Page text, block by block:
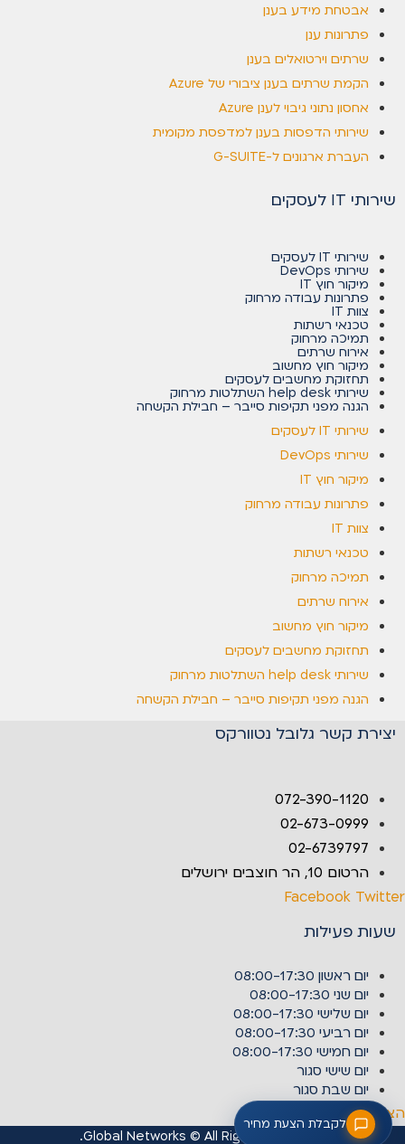
אבטחת מידע בענן
פתרונות ענן
שרתים וירטואלים בענן
הקמת שרתים בענן ציבורי של Azure
אחסון נתוני גיבוי לענן Azure
שירותי הדפסות בענן למדפסת מקומית
העברת ארגונים ל-G-SUITE
שירותי IT לעסקים
שירותי IT לעסקים
שירותי DevOps
מיקור חוץ IT
פתרונות עבודה מרחוק
צוות IT
טכנאי רשתות
תמיכה מרחוק
אירוח שרתים
מיקור חוץ מחשוב
תחזוקת מחשבים לעסקים
שירותי help desk השתלטות מרחוק
הגנה מפני תקיפות סייבר – חבילת הקשחה
שירותי IT לעסקים
שירותי DevOps
מיקור חוץ IT
פתרונות עבודה מרחוק
צוות IT
טכנאי רשתות
תמיכה מרחוק
אירוח שרתים
מיקור חוץ מחשוב
תחזוקת מחשבים לעסקים
שירותי help desk השתלטות מרחוק
הגנה מפני תקיפות סייבר – חבילת הקשחה
יצירת קשר גלובל נטוורקס
072-390-1120
02-673-0999
02-6739797
הרטום 10, הר חוצבים ירושלים
Facebook Twitter
שעות פעילות
יום ראשון 08:00-17:30
יום שני 08:00-17:30
יום שלישי 08:00-17:30
יום רביעי 08:00-17:30
יום חמישי 08:00-17:30
יום שישי סגור
יום שבת סגור
הצהרת נגישות
Global Networks © All Rights Reserved.
לקבלת הצעת מחיר